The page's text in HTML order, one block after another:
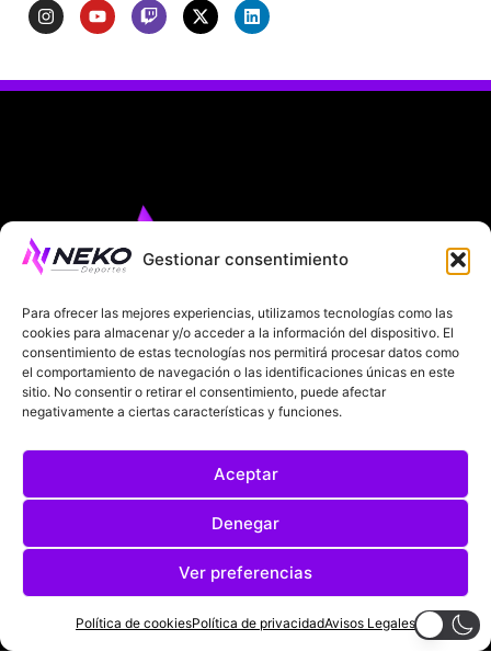
Gestionar consentimiento
Para ofrecer las mejores experiencias, utilizamos tecnologías como las
cookies para almacenar y/o acceder a la información del dispositivo. El
consentimiento de estas tecnologías nos permitirá procesar datos como
el comportamiento de navegación o las identificaciones únicas en este
sitio. No consentir o retirar el consentimiento, puede afectar
negativamente a ciertas características y funciones.
Aceptar
Denegar
Ver preferencias
Política de cookiesPolítica de privacidadAvisos Legales
ÚLTIMAS NOTICIAS COMPETICIONES EUROPEAS
LA LIGA MUNDIAL 2026 FÚTBOL INTERNACIONAL
DISEÑADO PORDARYL STUDIO.